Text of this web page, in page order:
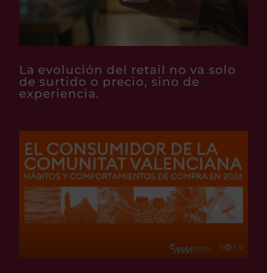
La evolución del retail no va solo
de surtido o precio, sino de
experiencia.